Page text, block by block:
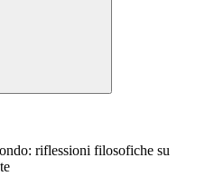
riflessioni filosofiche su